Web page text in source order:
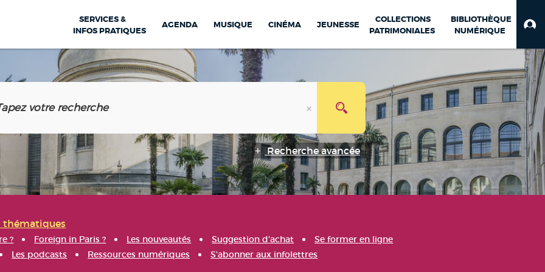
SERVICES &
INFOS PRATIQUES
AGENDA MUSIQUE CINÉMA JEUNESSE
COLLECTIONS
PATRIMONIALES
BIBLIOTHÈQUE
NUMÉRIQUE
Recherche avancée
thématiques
? Foreign in Paris ? Les nouveautés Suggestion d'achat
Se former en ligne
Les podcasts Ressources numériques S'abonner aux infolettres